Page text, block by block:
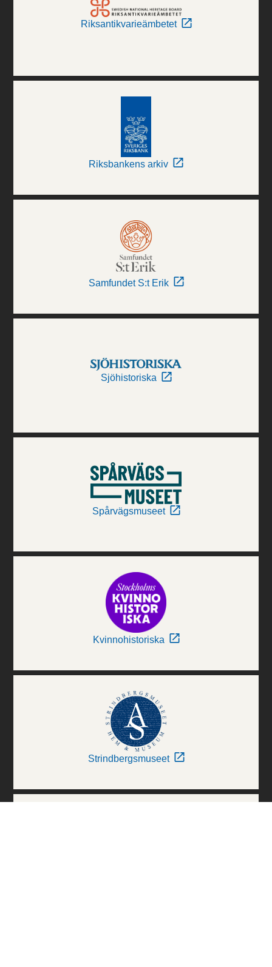
Riksantikvarieämbetet
Riksbankens arkiv
Samfundet S:t Erik
Sjöhistoriska
Spårvägsmuseet
Kvinnohistoriska
Strindbergsmuseet